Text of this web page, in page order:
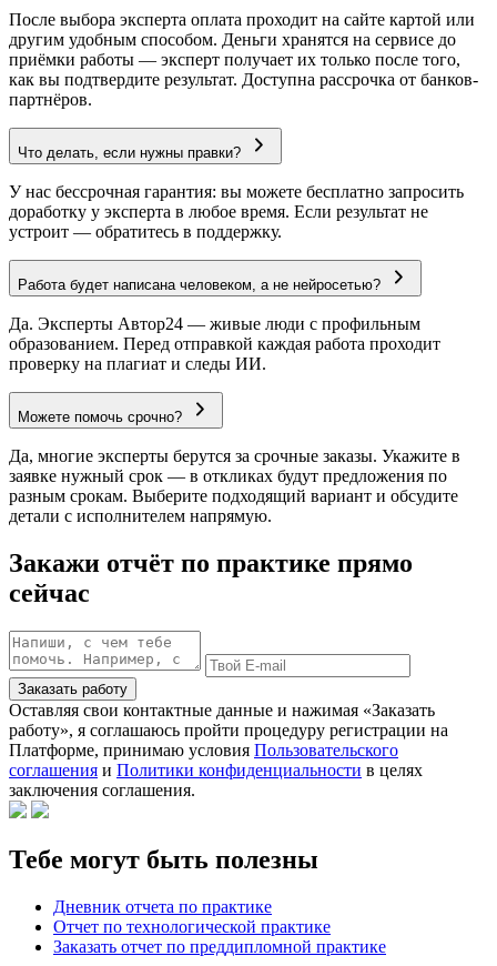
После выбора эксперта оплата проходит на сайте картой или
другим удобным способом. Деньги хранятся на сервисе до
приёмки работы — эксперт получает их только после того,
как вы подтвердите результат. Доступна рассрочка от банков-
партнёров.
Что делать, если нужны правки?
У нас бессрочная гарантия: вы можете бесплатно запросить
доработку у эксперта в любое время. Если результат не
устроит — обратитесь в поддержку.
Работа будет написана человеком, а не нейросетью?
Да. Эксперты Автор24 — живые люди с профильным
образованием. Перед отправкой каждая работа проходит
проверку на плагиат и следы ИИ.
Можете помочь срочно?
Да, многие эксперты берутся за срочные заказы. Укажите в
заявке нужный срок — в откликах будут предложения по
разным срокам. Выберите подходящий вариант и обсудите
детали с исполнителем напрямую.
Закажи отчёт по практике прямо
сейчас
Заказать работу
Оставляя свои контактные данные и нажимая «Заказать
работу», я соглашаюсь пройти процедуру регистрации на
Платформе, принимаю условия Пользовательского
соглашения и Политики конфиденциальности в целях
заключения соглашения.
Тебе могут быть полезны
Дневник отчета по практике
Отчет по технологической практике
Заказать отчет по преддипломной практике